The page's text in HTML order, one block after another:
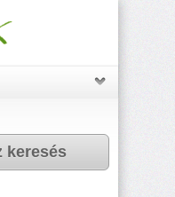
keresés